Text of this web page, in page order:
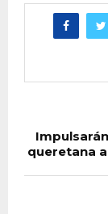
queretana